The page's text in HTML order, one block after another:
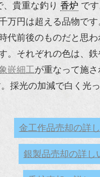
貴重な釣り 香炉 で
万円は超える品物で
代前後のものだと思
。それぞれの色は、
嵌細工が重なって施
採光の加減で白く光
金工作品売却の詳
銀製品売却の詳し